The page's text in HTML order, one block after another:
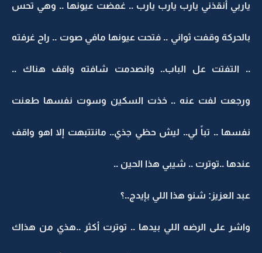
ياربي أنقذني يارب يارب يارب .. غمضت عيونها .. وهي تحس
بالحركة وقفت ثواني .. فتحت عيونها مافي صوت .. راح غرفته
.. التفتت عل الباب.. وانصدمت شافته واقف هناك ..
ورجعت لفت عنه .. خذت السكين وسوت نفسها طعنت
نفسها .. تباً لي.. ليش حظي جذي.. مانتتبهت إلا اهو واقف
عندها ..توترت .. شيبي هذا الحين ..
عبد العزيز: شنو هذا اللي بإيدج..؟
واشر على الرضه اللي بيدها .. توترت أكثر ..هذي من هذاك